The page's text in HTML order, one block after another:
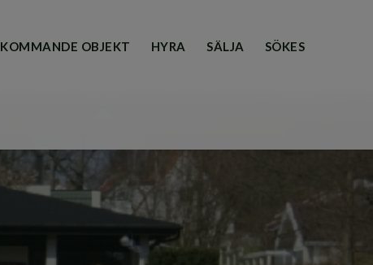
KOMMANDE OBJEKT HYRA SÄLJA SÖKES